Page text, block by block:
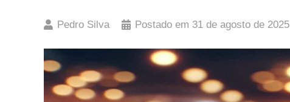
Pedro Silva Postado em 31 de agosto de 2025